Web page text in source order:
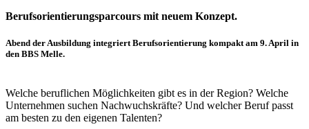
Berufsorientierungsparcours mit neuem Konzept.
Abend der Ausbildung integriert Berufsorientierung kompakt am 9. April in
den BBS Melle.
Welche beruflichen Möglichkeiten gibt es in der Region? Welche
Unternehmen suchen Nachwuchskräfte? Und welcher Beruf passt
am besten zu den eigenen Talenten?